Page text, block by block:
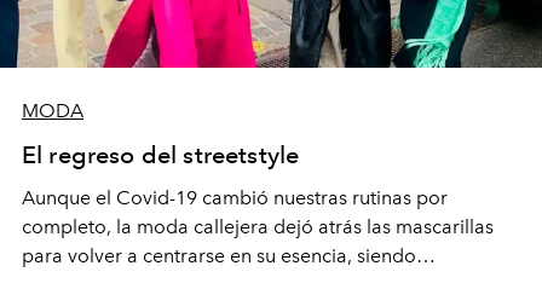
MODA
El regreso del streetstyle
Aunque el Covid-19 cambió nuestras rutinas por
completo, la moda callejera dejó atrás las mascarillas
para volver a centrarse en su esencia, siendo